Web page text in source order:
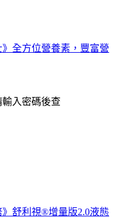
》全方位營養素，豐富營
入密碼後查
》舒利視®增量版2.0液態